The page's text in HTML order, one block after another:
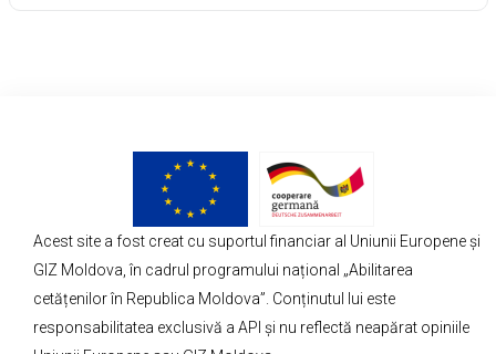
Acest site a fost creat cu suportul financiar al Uniunii Europene și
GIZ Moldova, în cadrul programului național „Abilitarea
cetățenilor în Republica Moldova”. Conținutul lui este
responsabilitatea exclusivă a API și nu reflectă neapărat opiniile